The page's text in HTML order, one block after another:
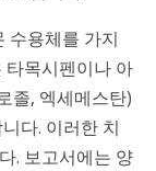
수용체를 가지
타목시펜이나 아
졸, 엑세메스탄)
다. 이러한 치
. 보고서에는 양